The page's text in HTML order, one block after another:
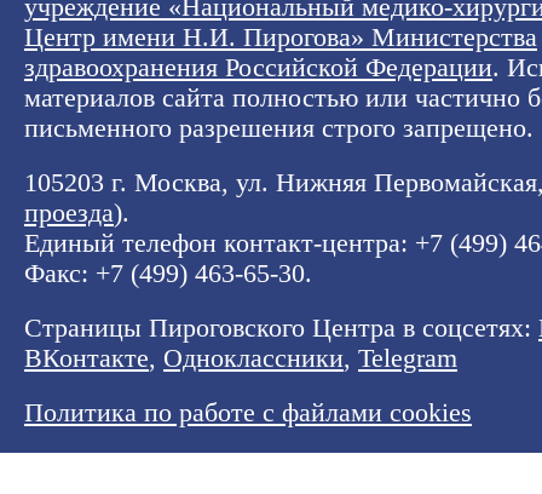
учреждение «Национальный медико-
Центр имени Н.И. Пирогова» Министерства
здравоохранения Российской Федерации.
материалов сайта полностью или частично
письменного разрешения строго запрещено.
105203 г. Москва, ул. Нижняя
проезда).
Единый телефон контакт-центра: +7 (499)
Факс: +7 (499) 463-65-30.
Страницы Пироговского Центра в соцсетях:
ВКонтакте, Одноклассники, Telegram
Политика по работе с файлами cookies